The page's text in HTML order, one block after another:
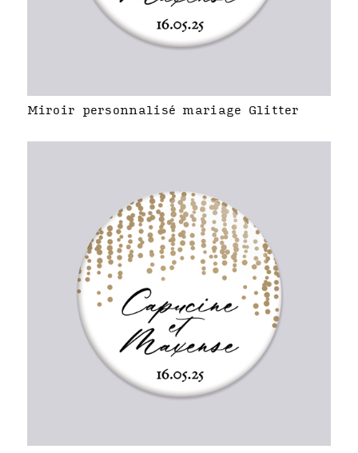
Miroir personnalisé mariage Glitter